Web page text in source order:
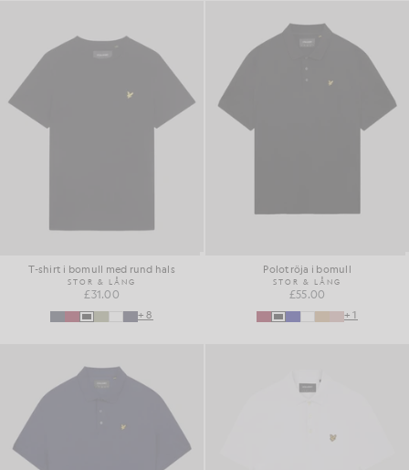
T-shirt i bomull med rund hals
STOR & LÅNG
£31.00
+8
Polotröja i bomull
STOR & LÅNG
£55.00
+1